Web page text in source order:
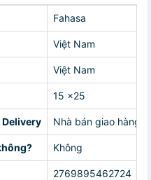
Fahasa
Việt Nam
Việt Nam
15 x25
Nhà bán giao hàng
Không
2769895462724